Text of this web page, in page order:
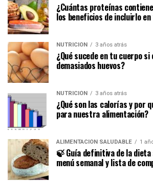
¿Cuántas proteínas
los beneficios de incluirlo
NUTRICIÓN 3 años atrás
¿Qué sucede en tu cuerpo si
demasiados huevos?
NUTRICIÓN 3 años atrás
¿Qué son las calorías y por
para nuestra alimentación?
ALIMENTACIÓN SALUDABLE 1
🍃 Guía definitiva de la
menú semanal y lista de